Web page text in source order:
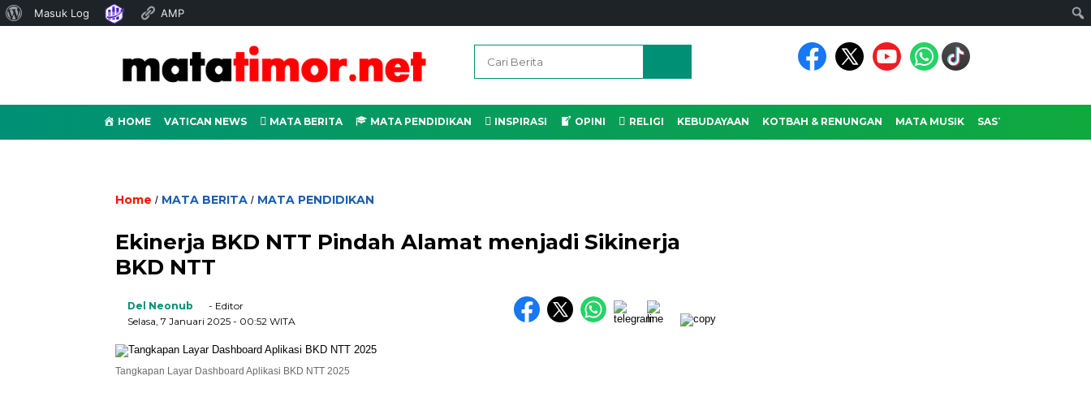
Tentang
Masuk Log AMP
HOME VATICAN NEWS MATA BERITA MATA PENDIDIKAN INSPIRASI OPINI RELIGI KEBUDAYAAN KOTBAH & RENUNGAN MATA MUSIK SASTRA
Home / MATA BERITA / MATA PENDIDIKAN
Ekinerja BKD NTT Pindah Alamat menjadi Sikinerja
BKD NTT
Del Neonub
- Editor
Selasa, 7 Januari 2025 - 00:52 WITA
Tangkapan Layar Dashboard Aplikasi BKD NTT 2025